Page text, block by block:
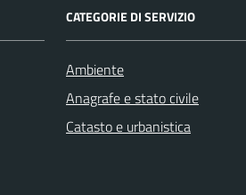
CATEGORIE DI SERVIZIO
Ambiente
Anagrafe e stato civile
Catasto e urbanistica